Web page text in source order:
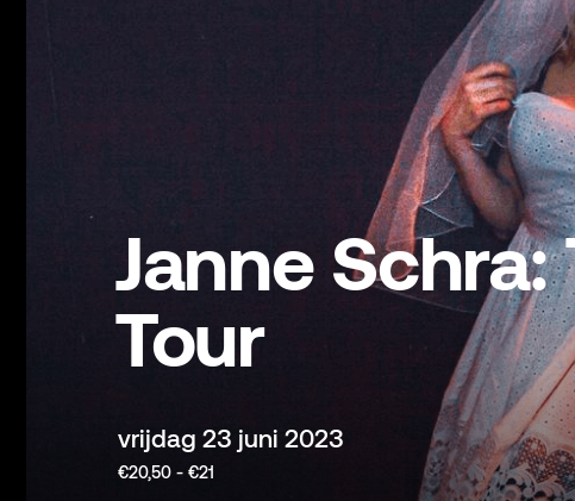
Janne
Tour
vrijdag 23 juni 2023
€20,50 - €21